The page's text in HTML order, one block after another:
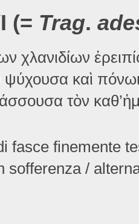
(= Trag.
χλανιδίων
ψύχουσα καὶ
τὸν
fasce finemente
sofferenza /